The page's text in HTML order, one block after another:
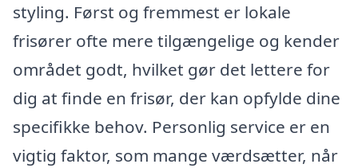
styling. Først og fremmest er lokale
frisører ofte mere tilgængelige og kender
området godt, hvilket gør det lettere for
dig at finde en frisør, der kan opfylde dine
specifikke behov. Personlig service er en
vigtig faktor, som mange værdsætter, når